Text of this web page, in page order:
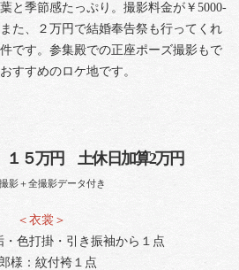
と季節感たっぷり。撮影料金が￥5000-
た、２万円で結婚奉告祭も行ってくれ
です。参集殿での正座ポーズ撮影もで
すすめのロケ地です。
５万円 土休日加算2万円
撮影＋全撮影データ付き
＜衣裳＞
・色打掛・引き振袖から１点
様：紋付袴１点